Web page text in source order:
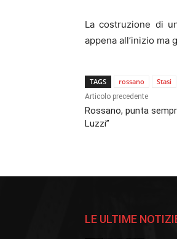
La costruzione di
appena all’inizio ma
TAGS rossano Stasi
Articolo precedente
Rossano, punta
Luzzi”
LE ULTIME